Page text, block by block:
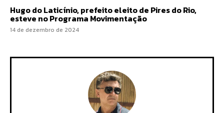
Hugo do Laticínio, prefeito eleito de Pires do Rio,
esteve no Programa Movimentação
14 de dezembro de 2024